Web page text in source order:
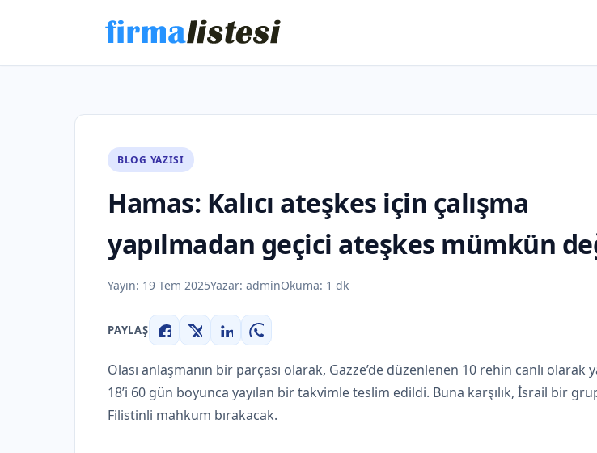
BLOG YAZISI
Hamas: Kalıcı ateşkes için çalışma
yapılmadan geçici ateşkes mümkün
Yayın: 19 Tem 2025Yazar: adminOkuma: 1 dk
PAYLAŞ
Facebook
X LinkedInWhatsApp
Olası anlaşmanın bir parçası olarak, Gazze’de düzenlenen 10 rehin canlı olarak
18’i 60 gün boyunca yayılan bir takvimle teslim edildi. Buna karşılık, İsrail bir
Filistinli mahkum bırakacak.